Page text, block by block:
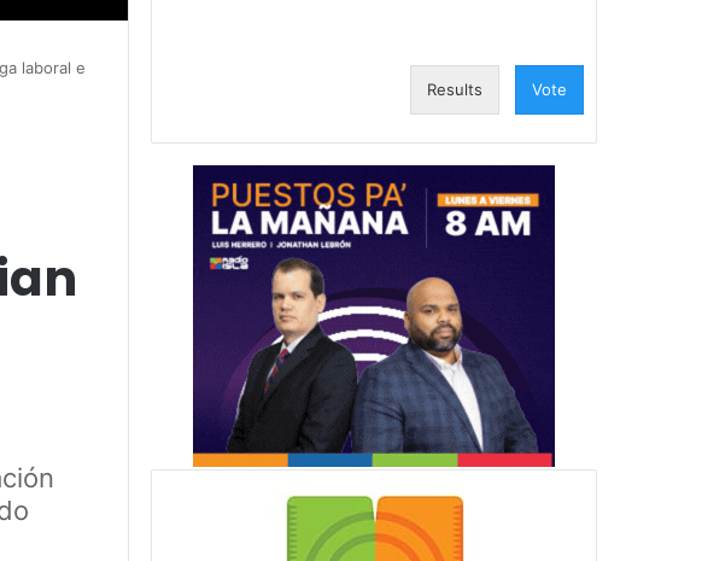
laboral e
Results Vote